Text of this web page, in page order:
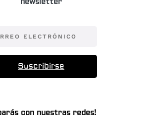
newsletter
Suscribirse
con nuestras redes!